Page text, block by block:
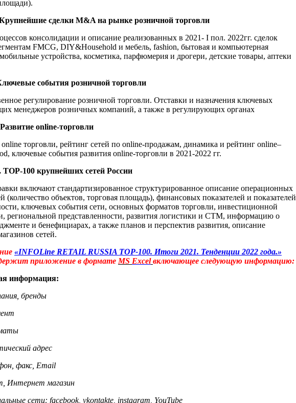
сделки M&A на рынке розничной торговли
консолидации и описание реализованных в 2021- I пол. 2022гг. сделок
FMCG, DIY&Household и мебель, fashion, бытовая и компьютерная
устройства, косметика, парфюмерия и дрогери, детские товары, аптеки
события розничной торговли
регулирование розничной торговли. Отставки и назначения ключевых
менеджеров розничных компаний, а также в регулирующих органах
online-торговли
торговли, рейтинг сетей по online-продажам, динамика и рейтинг online–
ключевые события развития online-торговли в 2021-2022 гг.
TOP-100 крупнейших сетей России
включают стандартизированное структурированное описание операционных
(количество объектов, торговая площадь), финансовых показателей и показателей
ключевых события сети, основных форматов торговли, инвестиционной
региональной представленности, развития логистики и СТМ, информацию о
и бенефициарах, а также планов и перспектив развития, описание
сетей.
«INFOLine RETAIL RUSSIA TOP-100. Итоги 2021. Тенденции 2022 года.»
приложение в формате MS Excel включающее следующую информацию:
информация:
бренды
адрес
факс, Email
Интернет магазин
сети: facebook, vkontakte, instagram, YouTube